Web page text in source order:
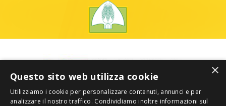
×
Questo sito web utilizza cookie
Utilizziamo i cookie per personalizzare contenuti, annunci e per
analizzare il nostro traffico. Condividiamo inoltre informazioni sul